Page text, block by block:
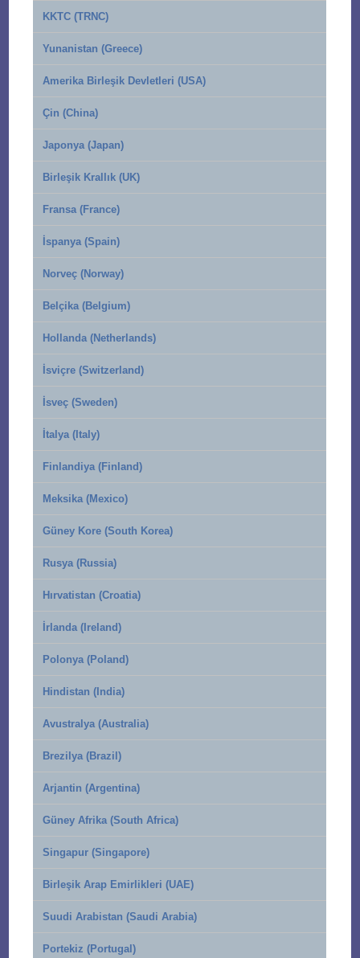
KKTC (TRNC)
Yunanistan (Greece)
Amerika Birleşik Devletleri (USA)
Çin (China)
Japonya (Japan)
Birleşik Krallık (UK)
Fransa (France)
İspanya (Spain)
Norveç (Norway)
Belçika (Belgium)
Hollanda (Netherlands)
İsviçre (Switzerland)
İsveç (Sweden)
İtalya (Italy)
Finlandiya (Finland)
Meksika (Mexico)
Güney Kore (South Korea)
Rusya (Russia)
Hırvatistan (Croatia)
İrlanda (Ireland)
Polonya (Poland)
Hindistan (India)
Avustralya (Australia)
Brezilya (Brazil)
Arjantin (Argentina)
Güney Afrika (South Africa)
Singapur (Singapore)
Birleşik Arap Emirlikleri (UAE)
Suudi Arabistan (Saudi Arabia)
Portekiz (Portugal)